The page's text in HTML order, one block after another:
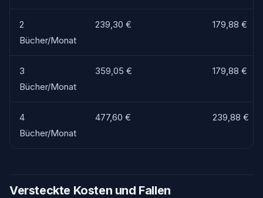
2
Bücher/Monat
239,30 € 179,88 €
3
Bücher/Monat
359,05 € 179,88 €
4
Bücher/Monat
477,60 € 239,88 €
Versteckte Kosten und Fallen